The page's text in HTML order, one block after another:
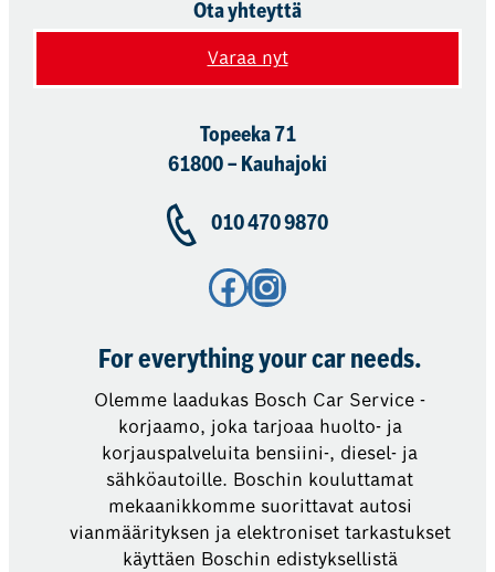
Ota yhteyttä
Varaa nyt
Topeeka 71
61800 – Kauhajoki
010 470 9870
Facebook Instagram
For everything your car needs.
Olemme laadukas Bosch Car Service -
korjaamo, joka tarjoaa huolto- ja
korjauspalveluita bensiini-, diesel- ja
sähköautoille. Boschin kouluttamat
mekaanikkomme suorittavat autosi
vianmäärityksen ja elektroniset tarkastukset
käyttäen Boschin edistyksellistä